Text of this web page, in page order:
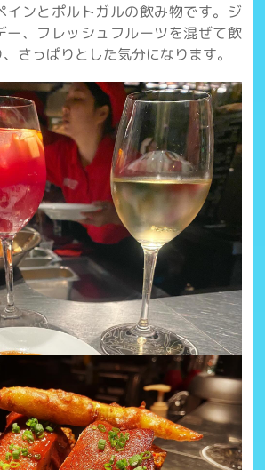
インとポルトガルの飲み物です。ジ
ー、フレッシュフルーツを混ぜて飲
さっぱりとした気分になります。